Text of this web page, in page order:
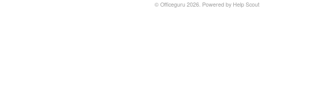
© Officeguru 2026. Powered by Help Scout